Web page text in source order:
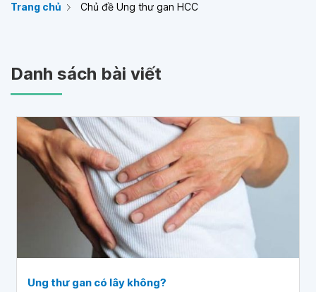
Trang chủ Chủ đề Ung thư gan HCC
Danh sách bài viết
Ung thư gan có lây không?